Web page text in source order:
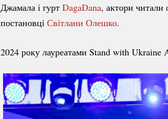
Джамала і гурт DagaDana, актори читали
постановці Світлани Олешко.
2024 року лауреатами Stand with Ukraine